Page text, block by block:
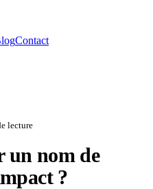
Contact
lecture
un nom de
?